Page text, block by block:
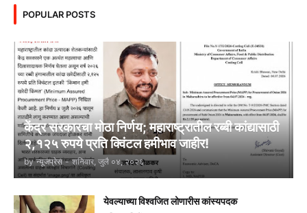
POPULAR POSTS
केंद्र सरकारचा मोठा निर्णय; महाराष्ट्रातील रब्बी कांद्यासाठी
२,१२५ रुपये प्रति क्विंटल हमीभाव जाहीर!
by न्यूजप्रेस - शनिवार, जुलै ०४, २०२६
येवल्याच्या विश्वजित लोणारीस कांस्यपदक